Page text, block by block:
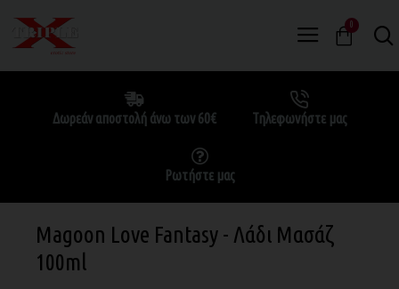
0
Δωρεάν αποστολή άνω των 60€ Τηλεφωνήστε μας
Ρωτήστε μας
Magoon Love Fantasy - Λάδι Μασάζ
100ml